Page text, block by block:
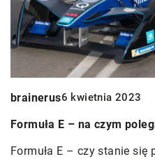
brainerus6 kwietnia 2023
Formuła E – na czym
Formuła E – czy stanie się